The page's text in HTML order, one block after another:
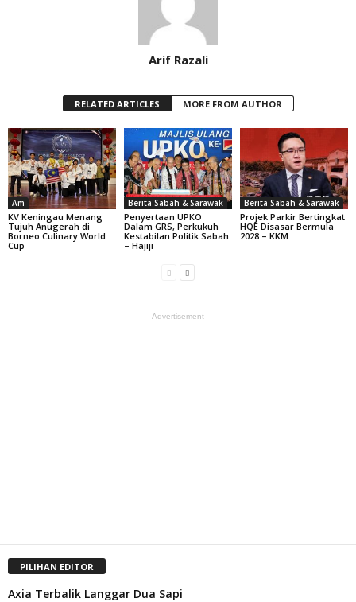
Arif Razali
RELATED ARTICLES MORE FROM AUTHOR
Am
KV Keningau Menang
Tujuh Anugerah di
Borneo Culinary World
Cup
Berita Sabah & Sarawak
Penyertaan UPKO
Dalam GRS, Perkukuh
Kestabilan Politik Sabah
– Hajiji
Berita Sabah & Sarawak
Projek Parkir Bertingkat
HQE Disasar Bermula
2028 – KKM
- Advertisement -
PILIHAN EDITOR
Axia Terbalik Langgar Dua Sapi